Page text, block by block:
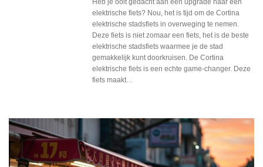
elektrische fiets? Nou, het is tijd om de Cortina
elektrische stadsfiets in overweging te nemen.
Deze fiets is niet zomaar een fiets, het is de beste
elektrische stadsfiets waarmee je de stad
gemakkelijk kunt doorkruisen. De Cortina
elektrische fiets is een echte game-changer. Deze
fiets maakt…